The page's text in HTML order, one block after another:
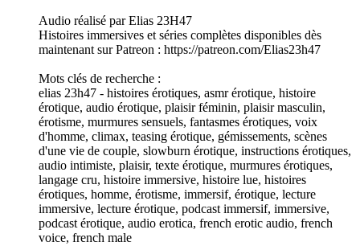
Audio réalisé par Elias 23H47
Histoires immersives et séries complètes disponibles dès
maintenant sur Patreon : https://patreon.com/Elias23h47
Mots clés de recherche :
elias 23h47 - histoires érotiques, asmr érotique, histoire
érotique, audio érotique, plaisir féminin, plaisir masculin,
érotisme, murmures sensuels, fantasmes érotiques, voix
d'homme, climax, teasing érotique, gémissements, scènes
d'une vie de couple, slowburn érotique, instructions érotiques,
audio intimiste, plaisir, texte érotique, murmures érotiques,
langage cru, histoire immersive, histoire lue, histoires
érotiques, homme, érotisme, immersif, érotique, lecture
immersive, lecture érotique, podcast immersif, immersive,
podcast érotique, audio erotica, french erotic audio, french
voice, french male